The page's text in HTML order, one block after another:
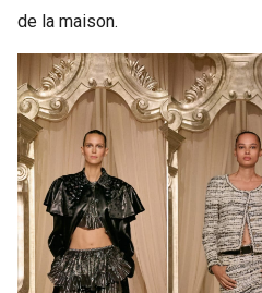
de la maison.